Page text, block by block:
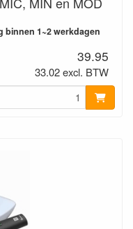
binnen 1~2 werkdagen
39.95
33.02 excl. BTW